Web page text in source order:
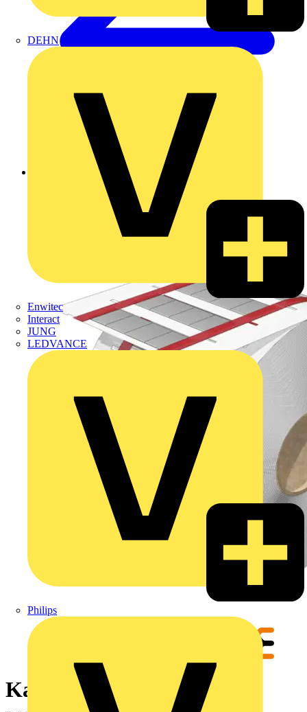
DEHN
Enwitec
Interact
JUNG
LEDVANCE
Philips
Zurück zu Produkte
Kabelmarkierungssystem,